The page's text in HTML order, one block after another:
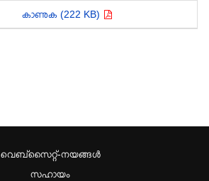
കാണുക (222 KB)
വെബ്സൈറ്റ്-നയങ്ങള്‍
സഹായം